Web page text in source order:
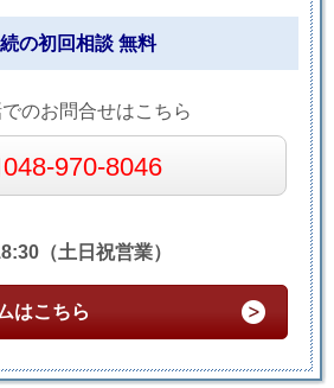
の初回相談 無料
のお問合せはこちら
048-970-8046
（土日祝営業）
はこちら